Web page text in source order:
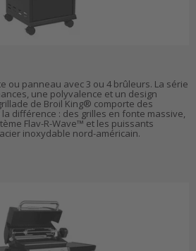
ou panneau avec 3 ou 4 brûleurs. La série
une polyvalence et un design
de Broil King® comporte des
différence : des grilles en fonte massive,
Flav-R-Wave™ et les puissants
inoxydable nord-américain.